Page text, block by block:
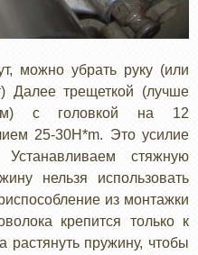
можно убрать руку (или
Далее трещеткой (лучше
с головкой на 12
25-30H*m. Это усилие
стяжную
нельзя использовать
из монтажки
крепится только к
растянуть пружину, чтобы